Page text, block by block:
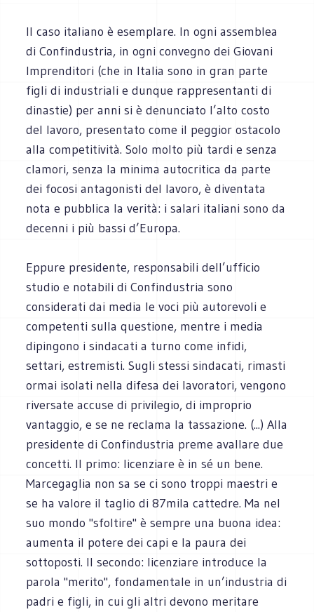
Il caso italiano è esemplare. In ogni assemblea
di Confindustria, in ogni convegno dei Giovani
Imprenditori (che in Italia sono in gran parte
figli di industriali e dunque rappresentanti di
dinastie) per anni si è denunciato l’alto costo
del lavoro, presentato come il peggior ostacolo
alla competitività. Solo molto più tardi e senza
clamori, senza la minima autocritica da parte
dei focosi antagonisti del lavoro, è diventata
nota e pubblica la verità: i salari italiani sono da
decenni i più bassi d’Europa.
Eppure presidente, responsabili dell’ufficio
studio e notabili di Confindustria sono
considerati dai media le voci più autorevoli e
competenti sulla questione, mentre i media
dipingono i sindacati a turno come infidi,
settari, estremisti. Sugli stessi sindacati, rimasti
ormai isolati nella difesa dei lavoratori, vengono
riversate accuse di privilegio, di improprio
vantaggio, e se ne reclama la tassazione. (...) Alla
presidente di Confindustria preme avallare due
concetti. Il primo: licenziare è in sé un bene.
Marcegaglia non sa se ci sono troppi maestri e
se ha valore il taglio di 87mila cattedre. Ma nel
suo mondo "sfoltire" è sempre una buona idea:
aumenta il potere dei capi e la paura dei
sottoposti. Il secondo: licenziare introduce la
parola "merito", fondamentale in un’industria di
padri e figli, in cui gli altri devono meritare